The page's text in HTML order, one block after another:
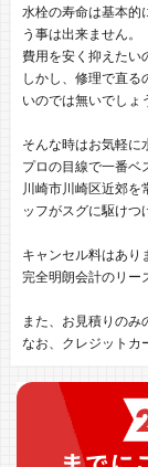
水栓の寿命は基本的
う事は出来ません。
費用を安く抑えたい
しかし、修理で直る
いのでは無いでしょ
そんな時はお気軽に
プロの目線で一番ベ
川崎市川崎区近郊を
ッフがスグに駆けつ
キャンセル料はあり
完全明朗会計のリー
また、お見積りのみ
なお、クレジットカ